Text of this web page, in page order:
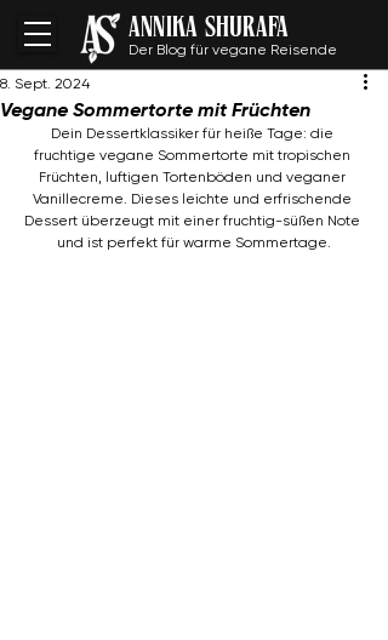
Der Blog für vegane Reisende
ANNIKA SHURAFA
Vegane Sommertorte mit Früchten
8. Sept. 2024
Dein Dessertklassiker für heiße Tage: die
fruchtige vegane Sommertorte mit tropischen
Früchten, luftigen Tortenböden und veganer
Vanillecreme. Dieses leichte und erfrischende
Dessert überzeugt mit einer fruchtig-süßen Note
und ist perfekt für warme Sommertage.